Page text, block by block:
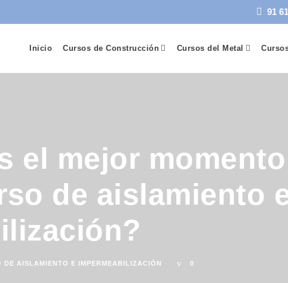
91
Inicio Cursos de Construcción Cursos del Metal
el mejor
de aislamiento
DE AISLAMIENTO E IMPERMEABILIZACIÓN 0